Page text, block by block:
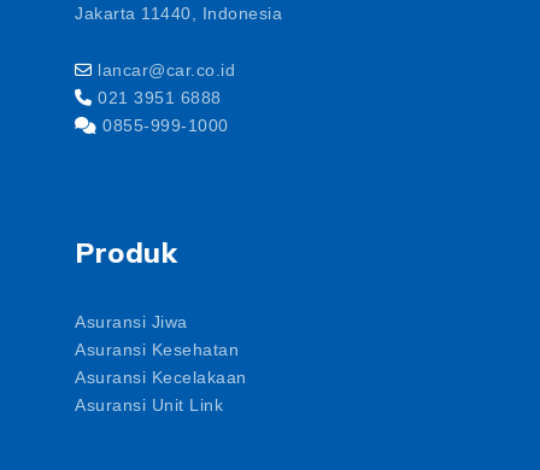
Jakarta 11440, Indonesia
lancar@car.co.id
021 3951 6888
0855-999-1000
Produk
Asuransi Jiwa
Asuransi Kesehatan
Asuransi Kecelakaan
Asuransi Unit Link